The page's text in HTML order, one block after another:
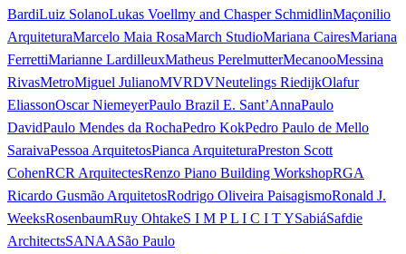
BardiLuiz SolanoLukas Voellmy and Chasper SchmidlinMaçonilio
ArquiteturaMarcelo Maia RosaMarch StudioMariana CairesMariana
FerrettiMarianne LardilleuxMatheus PerelmutterMecanooMessina
RivasMetroMiguel JulianoMVRDVNeutelings RiedijkOlafur
EliassonOscar NiemeyerPaulo Brazil E. Sant’AnnaPaulo
DavidPaulo Mendes da RochaPedro KokPedro Paulo de Mello
SaraivaPessoa ArquitetosPianca ArquiteturaPreston Scott
CohenRCR ArquitectesRenzo Piano Building WorkshopRGA
Ricardo Gusmão ArquitetosRodrigo Oliveira PaisagismoRonald J.
WeeksRosenbaumRuy OhtakeS I M P L I C I T YSabiáSafdie
ArchitectsSANAASão Paulo